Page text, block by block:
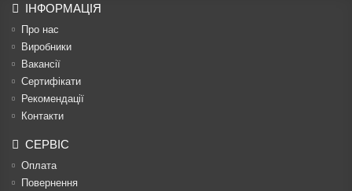
ІНФОРМАЦІЯ
Про нас
Виробники
Вакансії
Сертифікати
Рекомендації
Контакти
СЕРВІС
Оплата
Повернення